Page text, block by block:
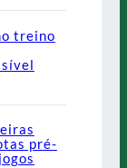
treino
pré-